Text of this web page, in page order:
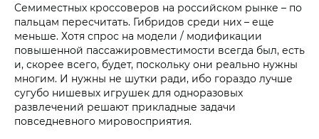
Семиместных кроссоверов на российском рынке – по
пальцам пересчитать. Гибридов среди них – еще
меньше. Хотя спрос на модели / модификации
повышенной пассажировместимости всегда был, есть
и, скорее всего, будет, поскольку они реально нужны
многим. И нужны не шутки ради, ибо гораздо лучше
сугубо нишевых игрушек для одноразовых
развлечений решают прикладные задачи
повседневного мировосприятия.